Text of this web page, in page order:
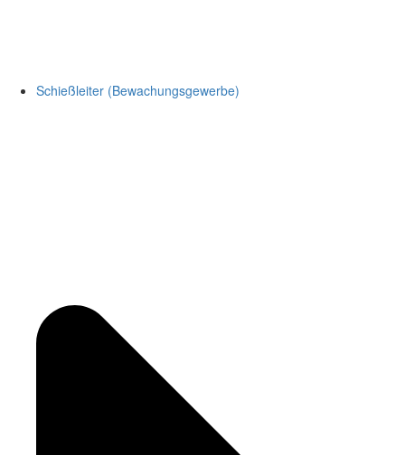
Schießleiter (Bewachungsgewerbe)